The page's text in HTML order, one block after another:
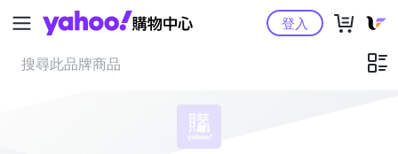
Yahoo購物中心登入